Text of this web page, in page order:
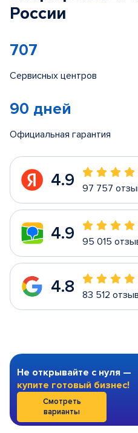
России
707
Сервисных центров
90 дней
Официальная гарантия
4.9 97 757
4.9 95 015
4.8 83 512
Не открывайте с нуля —
купите готовый бизнес!
Смотреть
варианты